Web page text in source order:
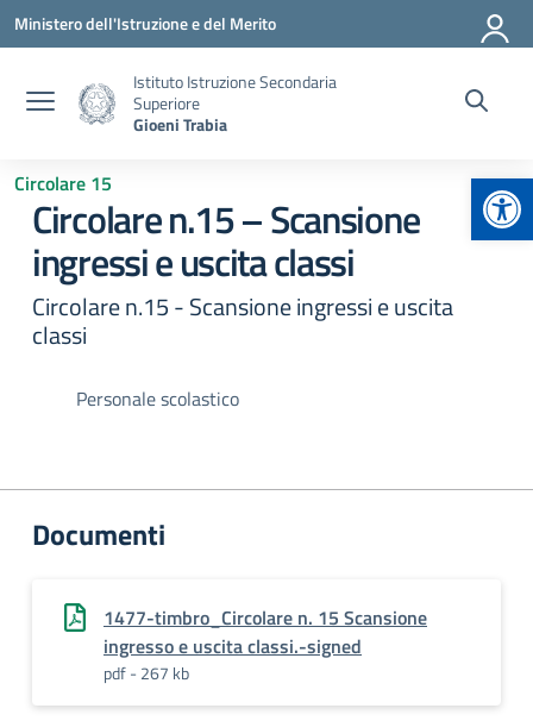
Vai ai contenuti
Vai al menu di navigazione
Vai al footer
Ministero dell'Istruzione e del Merito
Istituto Istruzione Secondaria
Superiore
Gioeni Trabia
Circolare 15
Circolare n.15 – Scansione
ingressi e uscita classi
Circolare n.15 - Scansione ingressi e uscita
classi
Personale scolastico
Documenti
1477-timbro_Circolare n. 15 Scansione
ingresso e uscita classi.-signed
pdf - 267 kb